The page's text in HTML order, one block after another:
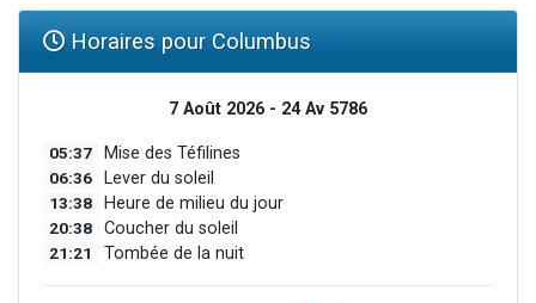
Horaires pour Columbus
7 Août 2026 - 24 Av 5786
05:37 Mise des Téfilines
06:36 Lever du soleil
13:38 Heure de milieu du jour
20:38 Coucher du soleil
21:21 Tombée de la nuit